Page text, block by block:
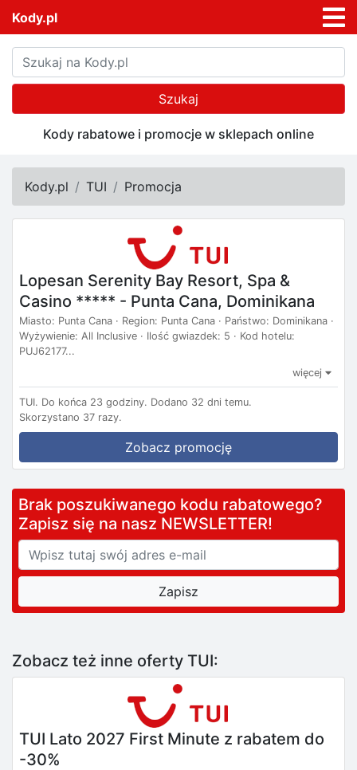
Kody.pl
Szukaj
Kody rabatowe i promocje w sklepach online
Kody.pl TUI Promocja
Lopesan Serenity Bay Resort, Spa &
Casino ***** - Punta Cana, Dominikana
Miasto: Punta Cana · Region: Punta Cana · Państwo: Dominikana ·
Wyżywienie: All Inclusive · Ilość gwiazdek: 5 · Kod hotelu:
PUJ62177...
więcej
TUI. Do końca 23 godziny. Dodano 32 dni temu.
Skorzystano 37 razy.
Zobacz promocję
Brak poszukiwanego kodu rabatowego?
Zapisz się na nasz NEWSLETTER!
Zobacz też inne oferty TUI:
TUI Lato 2027 First Minute z rabatem do
-30%